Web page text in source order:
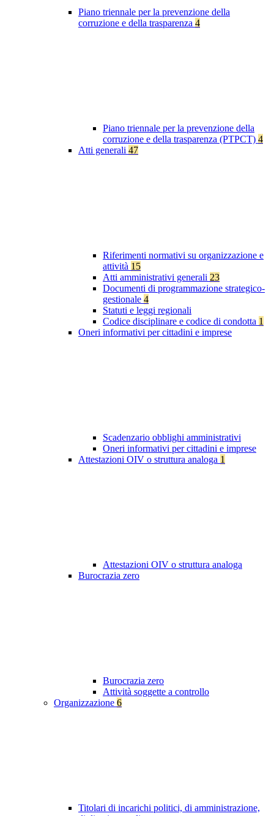
Piano triennale per la prevenzione della
corruzione e della trasparenza 4
Piano triennale per la prevenzione della
corruzione e della trasparenza (PTPCT) 4
Atti generali 47
Riferimenti normativi su organizzazione e
attività 15
Atti amministrativi generali 23
Documenti di programmazione strategico-
gestionale 4
Statuti e leggi regionali
Codice disciplinare e codice di condotta 1
Oneri informativi per cittadini e imprese
Scadenzario obblighi amministrativi
Oneri informativi per cittadini e imprese
Attestazioni OIV o struttura analoga 1
Attestazioni OIV o struttura analoga
Burocrazia zero
Burocrazia zero
Attività soggette a controllo
Organizzazione 6
Titolari di incarichi politici, di amministrazione,